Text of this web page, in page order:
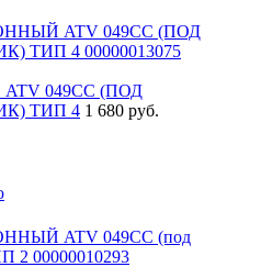
049CC (ПОД
ТИП 4 1 680 руб.